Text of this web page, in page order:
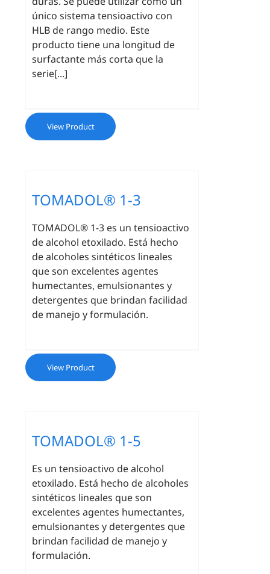
único sistema tensioactivo con
HLB de rango medio. Este
producto tiene una longitud de
surfactante más corta que la
serie[...]
View Product
TOMADOL® 1-3
TOMADOL® 1-3 es un tensioactivo
de alcohol etoxilado. Está hecho
de alcoholes sintéticos lineales
que son excelentes agentes
humectantes, emulsionantes y
detergentes que brindan facilidad
de manejo y formulación.
View Product
TOMADOL® 1-5
Es un tensioactivo de alcohol
etoxilado. Está hecho de alcoholes
sintéticos lineales que son
excelentes agentes humectantes,
emulsionantes y detergentes que
brindan facilidad de manejo y
formulación.